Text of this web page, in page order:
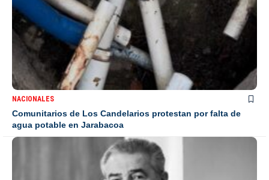
NACIONALES
Comunitarios de Los Candelarios protestan por falta de
agua potable en Jarabacoa